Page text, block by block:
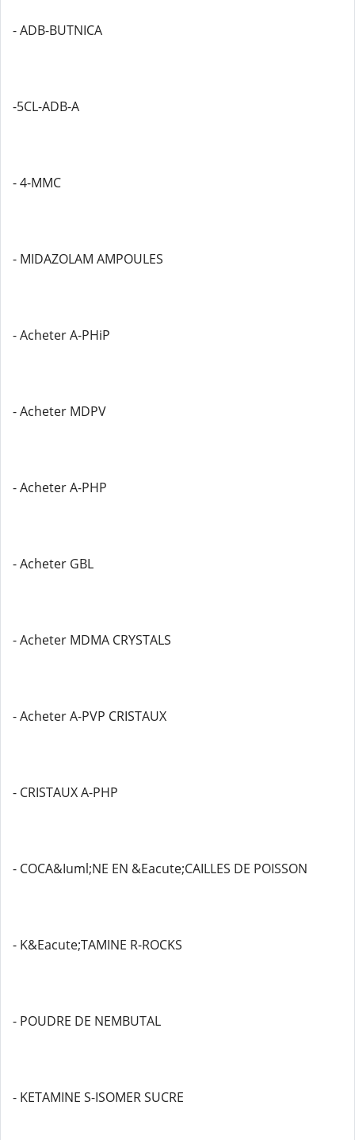
- ADB-BUTNICA
-5CL-ADB-A
- 4-MMC
- MIDAZOLAM AMPOULES
- Acheter A-PHiP
- Acheter MDPV
- Acheter A-PHP
- Acheter GBL
- Acheter MDMA CRYSTALS
- Acheter A-PVP CRISTAUX
- CRISTAUX A-PHP
- COCA&Iuml;NE EN &Eacute;CAILLES DE POISSON
- K&Eacute;TAMINE R-ROCKS
- POUDRE DE NEMBUTAL
- KETAMINE S-ISOMER SUCRE